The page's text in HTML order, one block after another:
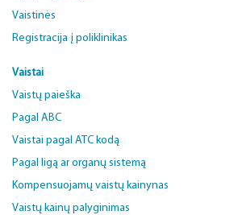
Vaistinės
Registracija į poliklinikas
Vaistai
Vaistų paieška
Pagal ABC
Vaistai pagal ATC kodą
Pagal ligą ar organų sistemą
Kompensuojamų vaistų kainynas
Vaistų kainų palyginimas